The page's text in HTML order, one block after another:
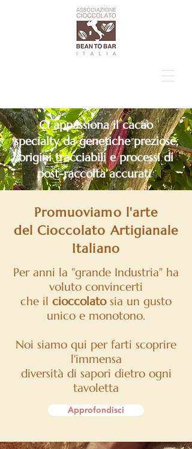
Ci appassiona il cacao
specialty da genetiche preziose,
origini tracciabili e processi di
post-raccolta accurati
ASSOCIATI OGGI
Sei un appassionato/a del
cioccolato Bean to Bar e
vuoi sentirti parte di una
community attiva e
Promuoviamo l'arte
del Cioccolato Artigianale
Italiano
Per anni la "grande Industria" ha
voluto convincerti
che il cioccolatosia un gusto
unico e monotono.
Noi siamo qui per farti scoprire
l'immensa
diversità di sapori dietro ogni
tavoletta
Approfondisci